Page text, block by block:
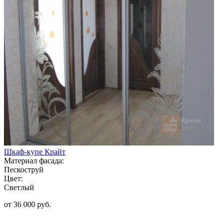
Шкаф-купе Крайт
Материал фасада:
Пескоструй
Цвет:
Светлый
от 36 000 руб.